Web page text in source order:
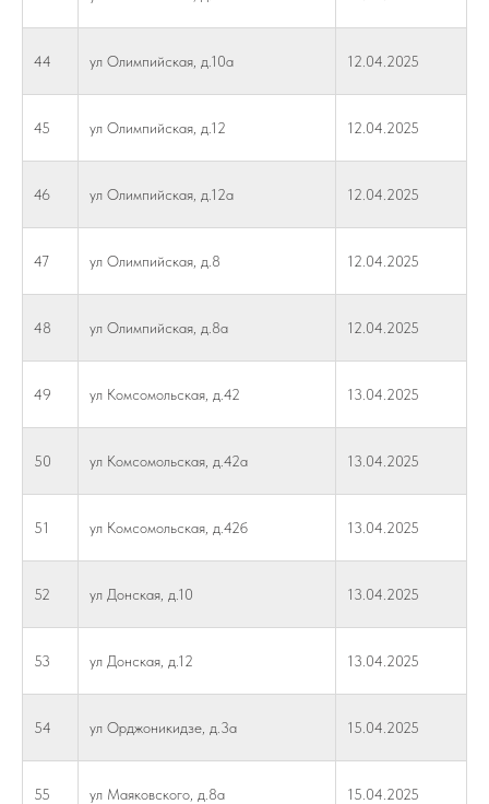
44 ул Олимпийская, д.10а 12.04.2025
45 ул Олимпийская, д.12 12.04.2025
46 ул Олимпийская, д.12а 12.04.2025
47 ул Олимпийская, д.8 12.04.2025
48 ул Олимпийская, д.8а 12.04.2025
49 ул Комсомольская, д.42 13.04.2025
50 ул Комсомольская, д.42а 13.04.2025
51 ул Комсомольская, д.42б 13.04.2025
52 ул Донская, д.10 13.04.2025
53 ул Донская, д.12 13.04.2025
54 ул Орджоникидзе, д.3а 15.04.2025
55 ул Маяковского, д.8а 15.04.2025